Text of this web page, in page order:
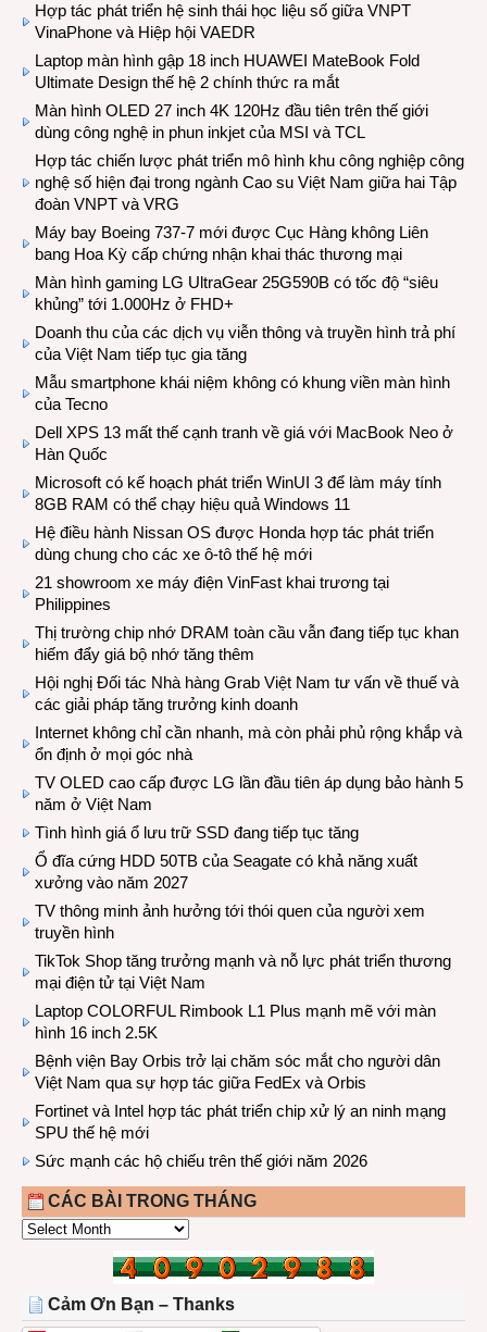
Hợp tác phát triển hệ sinh thái học liệu số giữa VNPT
VinaPhone và Hiệp hội VAEDR
Laptop màn hình gập 18 inch HUAWEI MateBook Fold
Ultimate Design thế hệ 2 chính thức ra mắt
Màn hình OLED 27 inch 4K 120Hz đầu tiên trên thế giới
dùng công nghệ in phun inkjet của MSI và TCL
Hợp tác chiến lược phát triển mô hình khu công nghiệp công
nghệ số hiện đại trong ngành Cao su Việt Nam giữa hai Tập
đoàn VNPT và VRG
Máy bay Boeing 737-7 mới được Cục Hàng không Liên
bang Hoa Kỳ cấp chứng nhận khai thác thương mại
Màn hình gaming LG UltraGear 25G590B có tốc độ “siêu
khủng” tới 1.000Hz ở FHD+
Doanh thu của các dịch vụ viễn thông và truyền hình trả phí
của Việt Nam tiếp tục gia tăng
Mẫu smartphone khái niệm không có khung viền màn hình
của Tecno
Dell XPS 13 mất thế cạnh tranh về giá với MacBook Neo ở
Hàn Quốc
Microsoft có kế hoạch phát triển WinUI 3 để làm máy tính
8GB RAM có thể chạy hiệu quả Windows 11
Hệ điều hành Nissan OS được Honda hợp tác phát triển
dùng chung cho các xe ô-tô thế hệ mới
21 showroom xe máy điện VinFast khai trương tại
Philippines
Thị trường chip nhớ DRAM toàn cầu vẫn đang tiếp tục khan
hiếm đẩy giá bộ nhớ tăng thêm
Hội nghị Đối tác Nhà hàng Grab Việt Nam tư vấn về thuế và
các giải pháp tăng trưởng kinh doanh
Internet không chỉ cần nhanh, mà còn phải phủ rộng khắp và
ổn định ở mọi góc nhà
TV OLED cao cấp được LG lần đầu tiên áp dụng bảo hành 5
năm ở Việt Nam
Tình hình giá ổ lưu trữ SSD đang tiếp tục tăng
Ổ đĩa cứng HDD 50TB của Seagate có khả năng xuất
xưởng vào năm 2027
TV thông minh ảnh hưởng tới thói quen của người xem
truyền hình
TikTok Shop tăng trưởng mạnh và nỗ lực phát triển thương
mại điện tử tại Việt Nam
Laptop COLORFUL Rimbook L1 Plus mạnh mẽ với màn
hình 16 inch 2.5K
Bệnh viện Bay Orbis trở lại chăm sóc mắt cho người dân
Việt Nam qua sự hợp tác giữa FedEx và Orbis
Fortinet và Intel hợp tác phát triển chip xử lý an ninh mạng
SPU thế hệ mới
Sức mạnh các hộ chiếu trên thế giới năm 2026
CÁC BÀI TRONG THÁNG
CÁC
THÁNG
Cảm Ơn Bạn – Thanks